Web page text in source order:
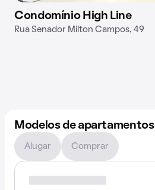
Condomínio High Line
Rua Senador Milton Campos, 49
Modelos de apartamentos
Alugar Comprar